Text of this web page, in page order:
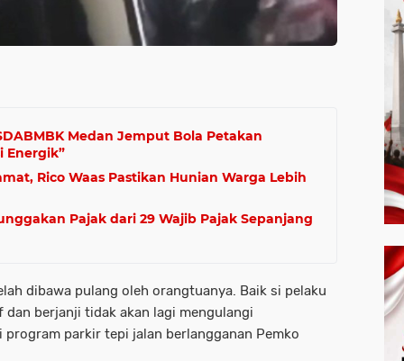
Medan Jemput Bola Petakan
Energik”
Rico Waas Pastikan Hunian Warga Lebih
Pajak dari 29 Wajib Pajak Sepanjang
dibawa pulang oleh orangtuanya. Baik si pelaku
berjanji tidak akan lagi mengulangi
parkir tepi jalan berlangganan Pemko